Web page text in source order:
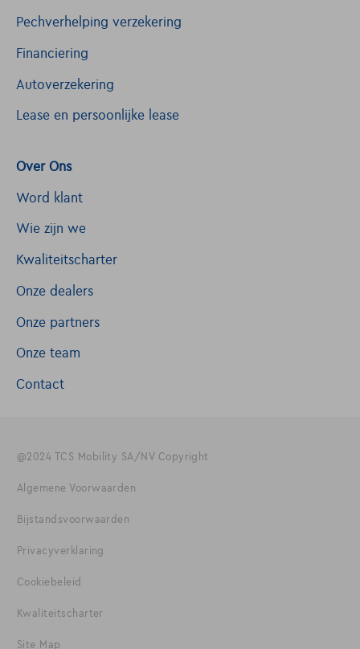
Pechverhelping verzekering
Financiering
Autoverzekering
Lease en persoonlijke lease
Over Ons
Word klant
Wie zijn we
Kwaliteitscharter
Onze dealers
Onze partners
Onze team
Contact
@2024 TCS Mobility SA/NV Copyright
Algemene Voorwaarden
Bijstandsvoorwaarden
Privacyverklaring
Cookiebeleid
Kwaliteitscharter
Site Map